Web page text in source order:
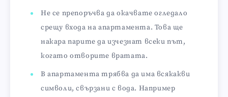
Не се препоръчва да окачвате огледало
срещу входа на апартамента. Това ще
накара парите да изчезнат всеки път,
когато отворите вратата.
В апартамента трябва да има всякакви
символи, свързани с вода. Например